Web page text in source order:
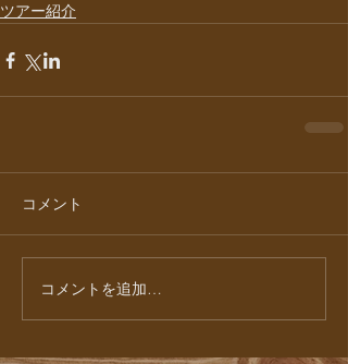
ツアー紹介
コメント
コメントを追加…